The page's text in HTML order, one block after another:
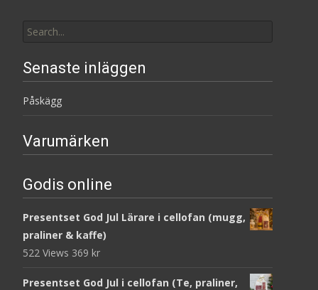
for:
Senaste inläggen
Påskägg
Varumärken
Godis online
Presentset God Jul Lärare i cellofan (mugg,
praliner & kaffe)
522 Views 369 kr
Presentset God Jul i cellofan (Te, praliner,